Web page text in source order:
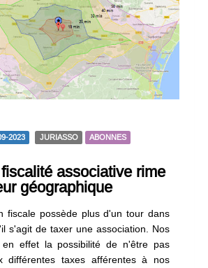
2023 JURIASSO ABONNES
associative rime
géographique
fiscale possède plus d'un tour dans
s'agit de taxer une association. Nos
en effet la possibilité de n'être pas
différentes taxes afférentes à nos